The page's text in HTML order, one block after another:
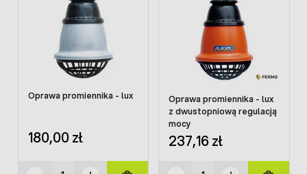
Oprawa promiennika - lux
180,00 zł
Oprawa promiennika - lux
z dwustopniową regulacją
mocy
237,16 zł